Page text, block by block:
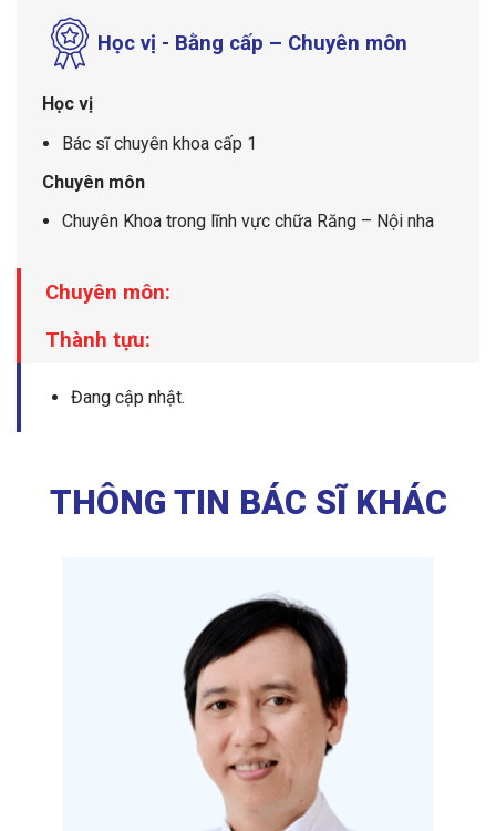
Học vị - Bằng cấp – Chuyên môn
Học vị
Bác sĩ chuyên khoa cấp 1
Chuyên môn
Chuyên Khoa trong lĩnh vực chữa Răng – Nội nha
Chuyên môn:
Thành tựu:
Đang cập nhật.
THÔNG TIN BÁC SĨ KHÁC